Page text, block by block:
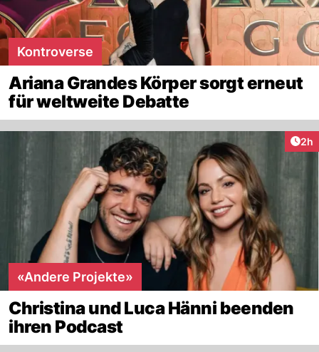
Kontroverse
Ariana Grandes Körper sorgt erneut
für weltweite Debatte
2h
«Andere Projekte»
Christina und Luca Hänni beenden
ihren Podcast